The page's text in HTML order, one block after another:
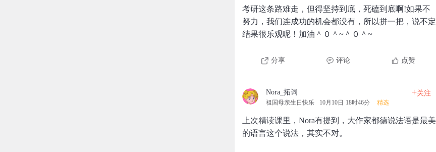
考研这条路难走，但得坚持到底，死磕到底啊!如果不
努力，我们连成功的机会都没有，所以拼一把，说不定
结果很乐观呢！加油＾０＾~＾０＾~
分享 评论 点赞
Nora_拓词
祖国母亲生日快乐 10月10日 18时46分 精选
+关注
上次精读课里，Nora有提到，大作家都德说法语是最美
的语言这个说法，其实不对。